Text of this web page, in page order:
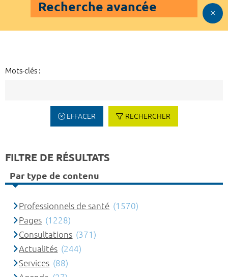
Recherche avancée
Mots-clés :
EFFACER RECHERCHER
FILTRE DE RÉSULTATS
Par type de contenu
Professionnels de santé (1570)
Pages (1228)
Consultations (371)
Actualités (244)
Services (88)